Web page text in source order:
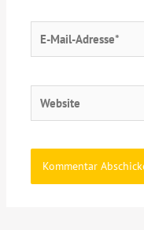
Mail-